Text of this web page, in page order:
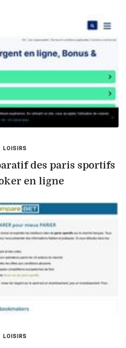
LOISIRS
des paris sportifs
en ligne
LOISIRS